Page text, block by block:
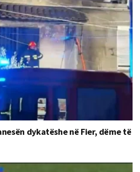
dykatëshe në Fier, dëme të